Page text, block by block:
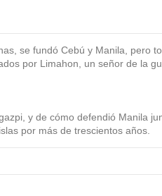
se fundó Cebú y Manila, pero
por Limahon, un señor de la
y de cómo defendió Manila
por más de trescientos años.